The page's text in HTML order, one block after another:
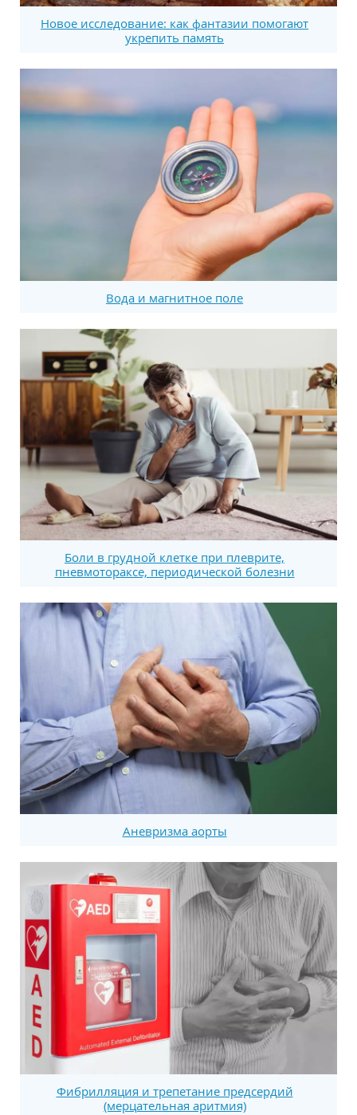
Новое исследование: как фантазии помогают
укрепить память
Вода и магнитное поле
Боли в грудной клетке при плеврите,
пневмотораксе, периодической болезни
Аневризма аорты
Фибрилляция и трепетание предсердий
(мерцательная аритмия)